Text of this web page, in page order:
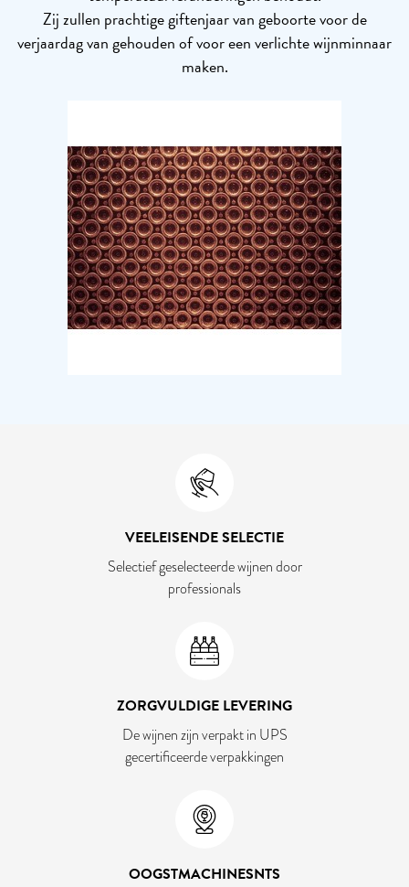
Zij zullen prachtige giftenjaar van geboorte voor de
verjaardag van gehouden of voor een verlichte wijnminnaar
maken.
VEELEISENDE SELECTIE
Selectief geselecteerde wijnen door
professionals
ZORGVULDIGE LEVERING
De wijnen zijn verpakt in UPS
gecertificeerde verpakkingen
OOGSTMACHINESNTS